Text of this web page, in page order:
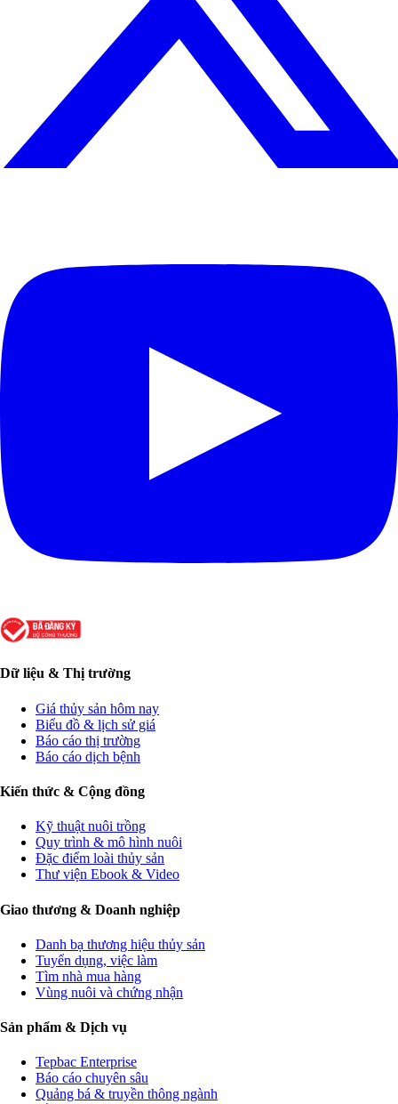
Dữ liệu & Thị trường
Giá thủy sản hôm nay
Biểu đồ & lịch sử giá
Báo cáo thị trường
Báo cáo dịch bệnh
Kiến thức & Cộng đồng
Kỹ thuật nuôi trồng
Quy trình & mô hình nuôi
Đặc điểm loài thủy sản
Thư viện Ebook & Video
Giao thương & Doanh nghiệp
Danh bạ thương hiệu thủy sản
Tuyển dụng, việc làm
Tìm nhà mua hàng
Vùng nuôi và chứng nhận
Sản phẩm & Dịch vụ
Tepbac Enterprise
Báo cáo chuyên sâu
Quảng bá & truyền thông ngành